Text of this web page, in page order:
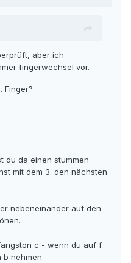
aber ich
fingerwechsel vor.
Finger?
du da einen stummen
mit dem 3. den nächsten
nebeneinander auf den
c - wenn du auf f
b nehmen.